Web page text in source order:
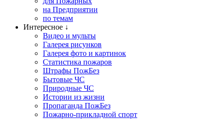
на Предприятии
по темам
Интересное ↓
Видео и мульты
Галерея рисунков
Галерея фото и картинок
Статистика пожаров
Штрафы ПожБез
Бытовые ЧС
Природные ЧС
Истории из жизни
Пропаганда ПожБез
Пожарно-прикладной спорт